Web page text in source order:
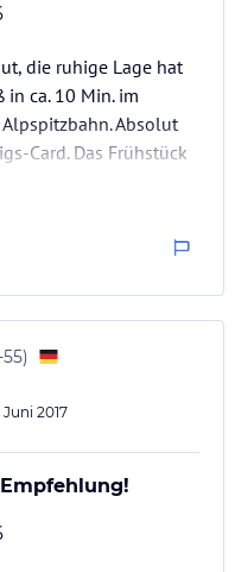
die ruhige Lage hat
in ca. 10 Min. im
Absolut
Card. Das Frühstück
gibt es von Ihnen ein
Es gibt viele
Region. Uns hat es
55)
2017